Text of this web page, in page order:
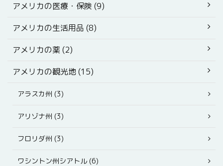
アメリカの医療・保険 (9)
アメリカの生活用品 (8)
アメリカの薬 (2)
アメリカの観光地 (15)
アラスカ州 (3)
アリゾナ州 (3)
フロリダ州 (3)
ワシントン州シアトル (6)